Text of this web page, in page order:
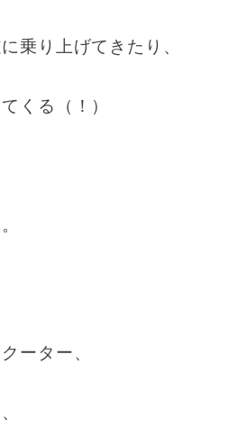
乗り上げてきたり、
くる（！）
ーター、